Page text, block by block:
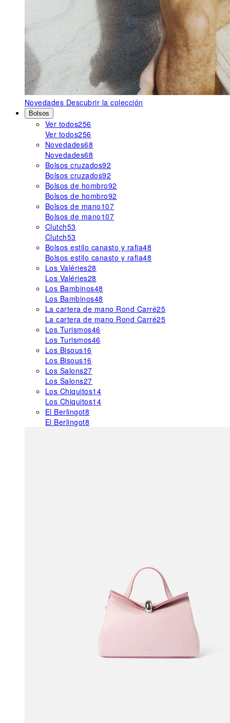
Novedades Descubrir la colección
Bolsos
Ver todos256
Ver todos256
Novedades68
Novedades68
Bolsos cruzados92
Bolsos cruzados92
Bolsos de hombro92
Bolsos de hombro92
Bolsos de mano107
Bolsos de mano107
Clutch53
Clutch53
Bolsos estilo canasto y rafia48
Bolsos estilo canasto y rafia48
Los Valéries28
Los Valéries28
Los Bambinos48
Los Bambinos48
La cartera de mano Rond Carré25
La cartera de mano Rond Carré25
Los Turismos46
Los Turismos46
Los Bisous16
Los Bisous16
Los Salons27
Los Salons27
Los Chiquitos14
Los Chiquitos14
El Berlingot8
El Berlingot8